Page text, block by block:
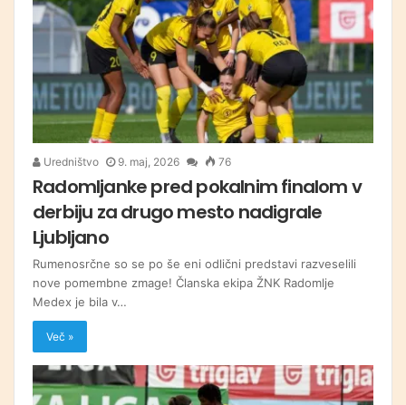
Uredništvo 9. maj, 2026 76
Radomljanke pred pokalnim finalom v
derbiju za drugo mesto nadigrale
Ljubljano
Rumenosrčne so se po še eni odlični predstavi razveselili
nove pomembne zmage! Članska ekipa ŽNK Radomlje
Medex je bila v…
Več »